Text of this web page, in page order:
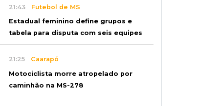
21:43 Futebol de MS
Estadual feminino define grupos e
tabela para disputa com seis equipes
21:25 Caarapó
Motociclista morre atropelado por
caminhão na MS-278